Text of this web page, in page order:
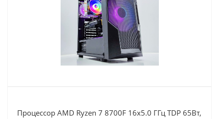
Процессор AMD Ryzen 7 8700F 16x5.0 ГГц TDP 65Вт,